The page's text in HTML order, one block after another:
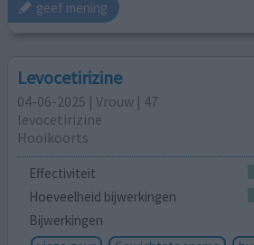
geef mening
Levocetirizine
04-06-2025 | Vrouw | 47
levocetirizine
Hooikoorts
Effectiviteit
Hoeveelheid bijwerkingen
Bijwerkingen